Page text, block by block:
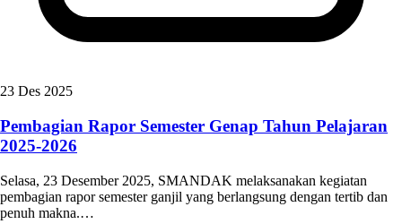
23 Des 2025
Pembagian Rapor Semester Genap Tahun Pelajaran
2025-2026
Selasa, 23 Desember 2025, SMANDAK melaksanakan kegiatan
pembagian rapor semester ganjil yang berlangsung dengan tertib dan
penuh makna.…